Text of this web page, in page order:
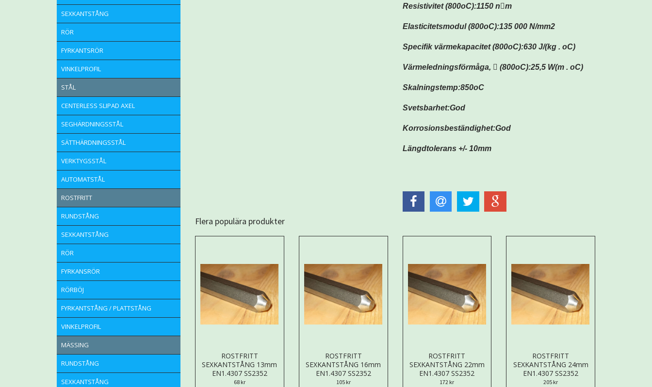
SEXKANTSTÅNG
RÖR
FYRKANTSRÖR
VINKELPROFIL
STÅL
CENTERLESS SLIPAD AXEL
SEGHÄRDNINGSSTÅL
SÄTTHÄRDNINGSSTÅL
VERKTYGSSTÅL
AUTOMATSTÅL
ROSTFRITT
RUNDSTÅNG
SEXKANTSTÅNG
RÖR
FYRKANSRÖR
RÖRBÖJ
FYRKANTSTÅNG / PLATTSTÅNG
VINKELPROFIL
MÄSSING
RUNDSTÅNG
SEXKANTSTÅNG
Resistivitet (800oC):1150 nm
Elasticitetsmodul (800oC):135 000 N/mm2
Specifik värmekapacitet (800oC):630 J/(kg . oC)
Värmeledningsförmåga,  (800oC):25,5 W(m . oC)
Skalningstemp:850oC
Svetsbarhet:God
Korrosionsbeständighet:God
Längdtolerans +/- 10mm
Flera populära produkter
ROSTFRITT
SEXKANTSTÅNG 13mm
EN1.4307 SS2352
68 kr
ROSTFRITT
SEXKANTSTÅNG 16mm
EN1.4307 SS2352
105 kr
ROSTFRITT
SEXKANTSTÅNG 22mm
EN1.4307 SS2352
172 kr
ROSTFRITT
SEXKANTSTÅNG 24mm
EN1.4307 SS2352
205 kr